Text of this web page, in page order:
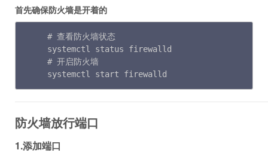
首先确保防火墙是开着的
# 查看防火墙状态
systemctl status firewalld
# 开启防火墙
systemctl start firewalld
防火墙放行端口
1.添加端口